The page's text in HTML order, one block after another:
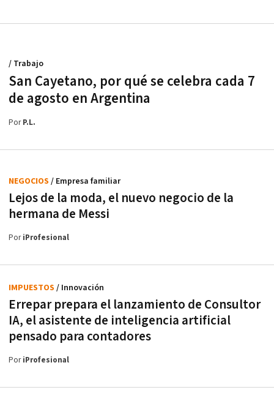
San Cayetano, por qué se celebra cada 7
de agosto en Argentina
/ Trabajo
PorP.L.
Lejos de la moda, el nuevo negocio de la
hermana de Messi
NEGOCIOS / Empresa familiar
PoriProfesional
Errepar prepara el lanzamiento de Consultor
IA, el asistente de inteligencia artificial
pensado para contadores
IMPUESTOS / Innovación
PoriProfesional